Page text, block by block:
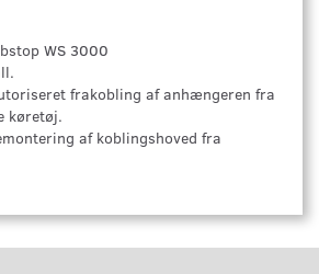
WS 3000
frakobling af anhængeren fra
køretøj.
af koblingshoved fra